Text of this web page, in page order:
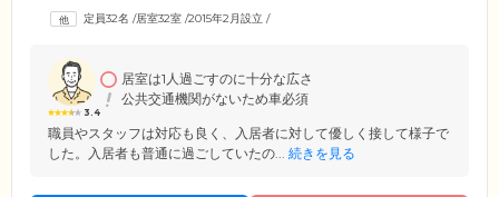
設備をはじめ、3モーションタイプの介護用ベットなど、充実の設備をご
で、おいしいお食事やレクリエーションをお楽しみいただけます。
定員32名 /居室32室 /2015年2月設立 /
3.4
居室は1人過ごすのに十分な広さ
公共交通機関がないため車必須
職員やスタッフは対応も良く、入居者に対して優しく接して様子で
した。入居者も普通に過ごしていたの... 続きを見る